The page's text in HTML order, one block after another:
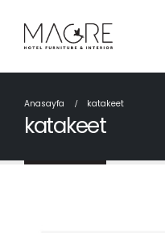
Anasayfa katakeet
katakeet